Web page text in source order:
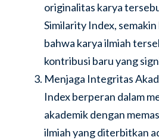
originalitas karya
Similarity Index,
bahwa karya ilmiah
kontribusi baru yang
Menjaga Integritas
Index berperan dalam
akademik dengan
ilmiah yang diterbitkan